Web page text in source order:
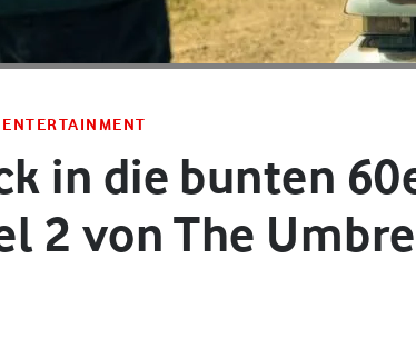
in die bunten
2 von The